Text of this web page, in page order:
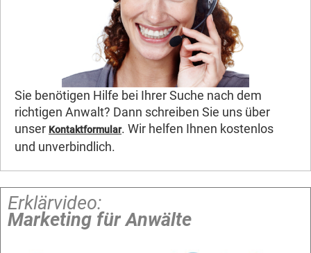
Sie benötigen Hilfe bei Ihrer Suche nach dem
richtigen Anwalt? Dann schreiben Sie uns über
unser Kontaktformular. Wir helfen Ihnen kostenlos
und unverbindlich.
Erklärvideo:
Marketing für Anwälte